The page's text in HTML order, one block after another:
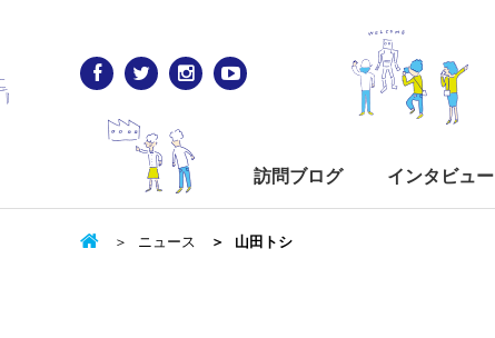
訪問ブログ インタビュー
ニュース 山田トシ